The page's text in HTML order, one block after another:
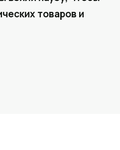
товаров и